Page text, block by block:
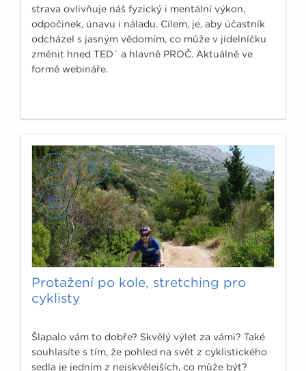
strava ovlivňuje náš fyzický i mentální výkon,
odpočinek, únavu i náladu. Cílem, je, aby účastník
odcházel s jasným vědomím, co může v jídelníčku
změnit hned TED´ a hlavně PROČ. Aktuálně ve
formě webináře.
Protažení po kole, stretching pro
cyklisty
Šlapalo vám to dobře? Skvělý výlet za vámi? Také
souhlasíte s tím, že pohled na svět z cyklistického
sedla je jedním z nejskvělejších, co může být?